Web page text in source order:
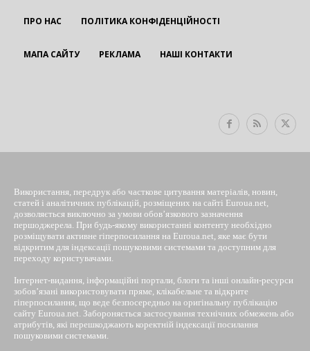
ПРО НАС ПОЛІТИКА КОНФІДЕНЦІЙНОСТІ
МАПА САЙТУ РЕКЛАМА НАШІ КОНТАКТИ
Використання, передрук або часткове цитування матеріалів, новин,
статей і аналітичних публікацій, розміщених на сайті Euroua.net,
дозволяється виключно за умови обов’язкового зазначення
першоджерела. При будь-якому використанні контенту необхідно
розміщувати активне гіперпосилання на Euroua.net, яке має бути
відкритим для індексації пошуковими системами та доступним для
переходу користувачами.
Інтернет-видання, інформаційні портали, блоги та інші онлайн-ресурси
зобов’язані використовувати пряме, клікабельне та відкрите
гіперпосилання, що веде безпосередньо на оригінальну публікацію
сайту Euroua.net. Забороняється застосування технічних обмежень або
атрибутів, які перешкоджають коректній індексації посилання
пошуковими системами.